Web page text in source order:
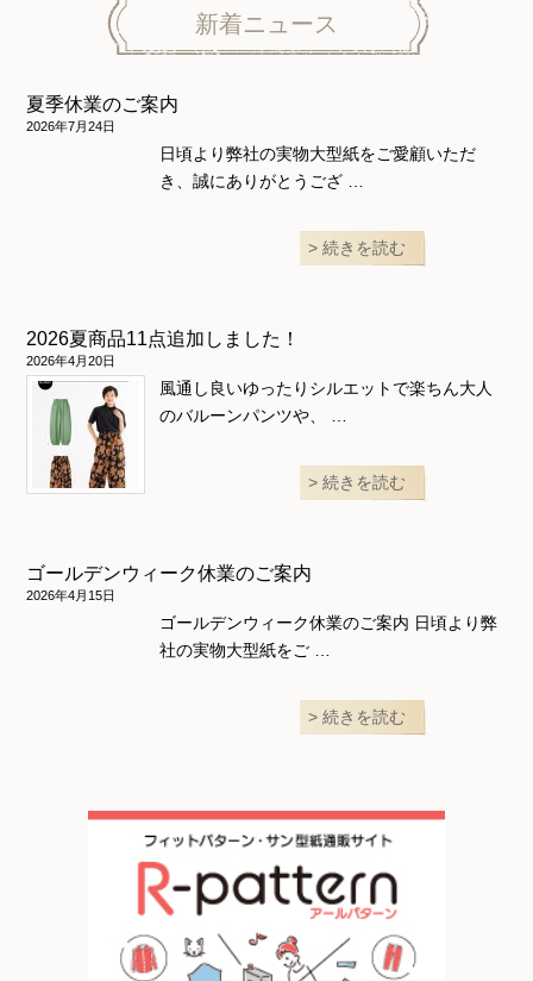
和風衣類
ウェディング・コスチューム
スカート・パンツ
新着ニュース
夏季休業のご案内
2026年7月24日
日頃より弊社の実物大型紙をご愛顧いただ
き、誠にありがとうござ …
続きを読む
2026夏商品11点追加しました！
2026年4月20日
風通し良いゆったりシルエットで楽ちん大人
のバルーンパンツや、 …
続きを読む
ゴールデンウィーク休業のご案内
2026年4月15日
ゴールデンウィーク休業のご案内 日頃より弊
社の実物大型紙をご …
続きを読む